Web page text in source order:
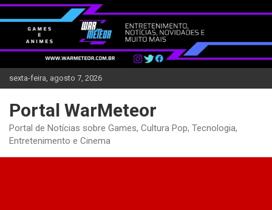
Skip
to
content
sexta-feira, agosto 7, 2026
Portal WarMeteor
Portal de Notícias sobre Games, Cultura Pop, Tecnologia,
Entretenimento e Cinema